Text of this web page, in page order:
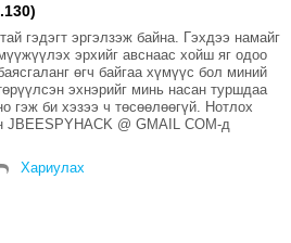
гэдэгт эргэлзэж байна. Гэхдээ намайг
эрхийг авснаас хойш яг одоо
өгч байгаа хүмүүс бол миний
эхнэрийг минь насан туршдаа
гэж би хэзээ ч төсөөлөөгүй. Нотлох
JBEESPYHACK @ GMAIL COM-д
Хариулах